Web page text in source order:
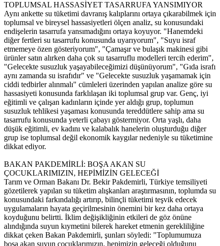
TOPLUMSAL HASSASİYET TASARRUFA YANSIMIYOR
Aynı ankette su tüketimi davranış kalıplarını ortaya çıkarabilmek için
toplumsal ve bireysel hassasiyetleri ölçen analiz, su konusundaki
endişelerin tasarrufa yansımadığını ortaya koyuyor. "Hanemdeki
diğer fertleri su tasarrufu konusunda uyarıyorum", "Suyu israf
etmemeye özen gösteriyorum", "Çamaşır ve bulaşık makinesi gibi
ürünler satın alırken daha çok su tasarruflu modelleri tercih ederim",
"Gelecekte susuzluk yaşayabileceğimizi düşünüyorum", "Gıda israfı
aynı zamanda su israfıdır" ve "Gelecekte susuzluk yaşamamak için
ciddi tedbirler alınmalı" cümleleri üzerinden yapılan analize göre su
hassasiyeti konusunda farklılaşan iki toplumsal grup var. Genç, iyi
eğitimli ve çalışan kadınların içinde yer aldığı grup, toplumun
susuzluk tehlikesi yaşaması konusunda tereddütlere sahip ama su
tasarrufu konusunda yeterli çabayı göstermiyor. Orta yaşlı, daha
düşük eğitimli, ev kadını ve kalabalık hanelerin oluşturduğu diğer
grup ise toplumsal değil ekonomik kaygılar nedeniyle su tüketimine
dikkat ediyor.
BAKAN PAKDEMİRLİ: BOŞA AKAN SU
ÇOCUKLARIMIZIN, HEPİMİZİN GELECEĞİ
Tarım ve Orman Bakanı Dr. Bekir Pakdemirli, Türkiye temsiliyeti
gözetilerek yapılan su tüketim alışkanları araştırmasının, toplumda su
konusundaki farkındalığı artırıp, bilinçli tüketimi teşvik edecek
uygulamaların hayata geçirilmesinin önemini bir kez daha ortaya
koyduğunu belirtti. İklim değişikliğinin etkileri de göz önüne
alındığında suyun kıymetini bilerek hareket etmenin gerekliliğine
dikkat çeken Bakan Pakdemirli, şunları söyledi: "Toplumumuza
boşa akan suyun çocuklarımızın, hepimizin geleceği olduğunu